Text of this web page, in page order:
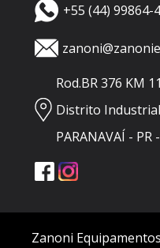
+55 (44) 99864-
Rod.BR 376 KM
Distrito Industrial
PARANAVAÍ - PR
Zanoni